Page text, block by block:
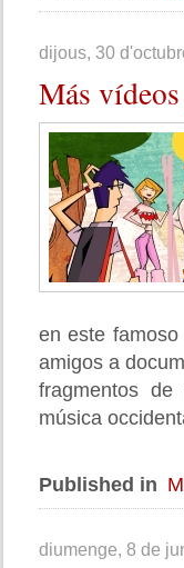
dijous, 30
Más
en este
amigos a
fragmentos
música
Published in
diumenge, 8 de